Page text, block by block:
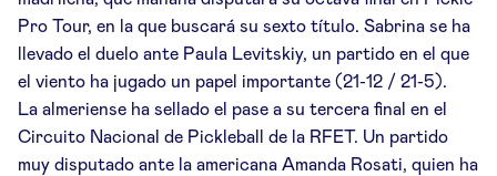
Pro Tour, en la que buscará su sexto título. Sabrina se ha
llevado el duelo ante Paula Levitskiy, un partido en el que
el viento ha jugado un papel importante (21-12 / 21-5).
La almeriense ha sellado el pase a su tercera final en el
Circuito Nacional de Pickleball de la RFET. Un partido
muy disputado ante la americana Amanda Rosati, quien ha